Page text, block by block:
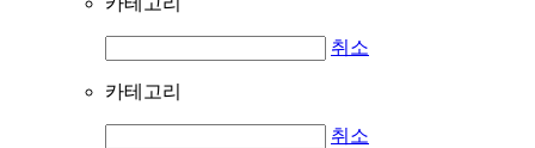
취소
카테고리
취소